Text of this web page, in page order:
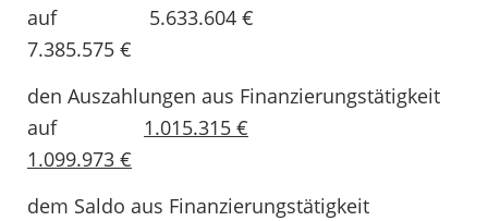
auf 5.633.604 €
7.385.575 €
den Auszahlungen aus Finanzierungstätigkeit
auf 1.015.315 €
1.099.973 €
dem Saldo aus Finanzierungstätigkeit